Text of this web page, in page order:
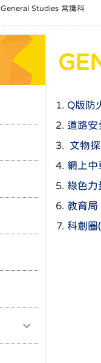
General Studies 常識科
Q版防
道路安
文物
網上中
綠色力
教育局
科創圈